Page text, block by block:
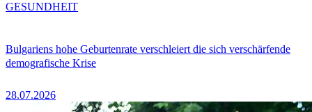
Bulgariens hohe Geburtenrate verschleiert die sich verschärfende
demografische Krise
28.07.2026
GESUNDHEIT